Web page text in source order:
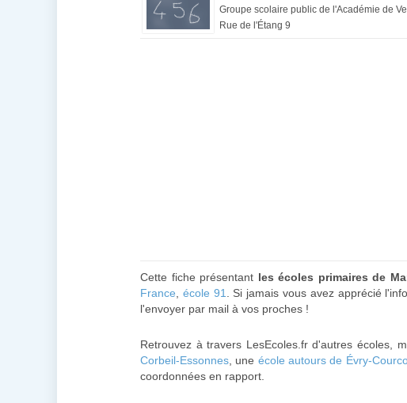
Groupe scolaire public de l'Académie de
Rue de l'Étang 9
Cette fiche présentant les écoles primaires de
France
école 91
. Si jamais vous avez apprécié
l'envoyer par mail à vos proches !
Retrouvez à travers LesEcoles.fr d'autres écoles,
Corbeil-Essonnes , une école autours de Évry-
coordonnées en rapport.